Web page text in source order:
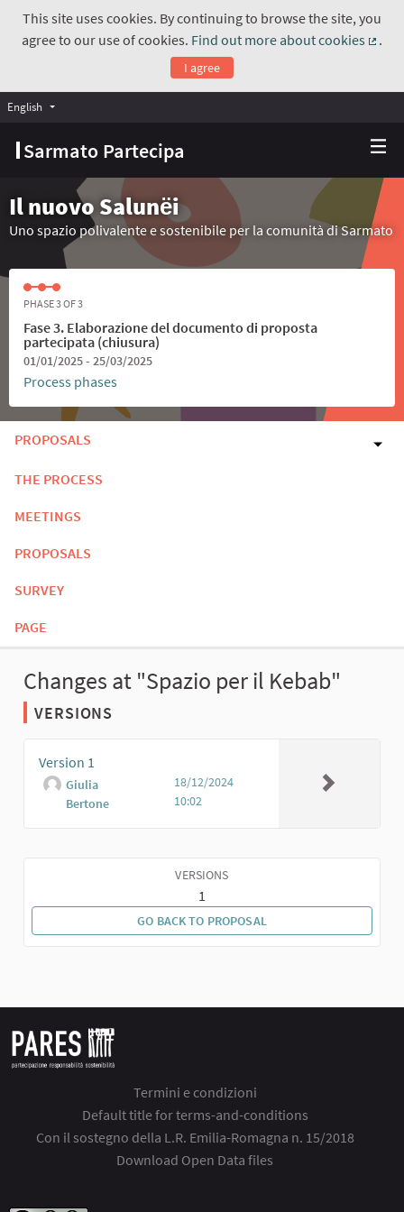
This site uses cookies. By continuing to browse the site, you
agree to our use of cookies. Find out more about cookies
.
I agree
Sarmato Partecipa
English Choose language
Il nuovo Salunёi
Uno spazio polivalente e sostenibile per la comunità di Sarmato
PHASE 3 OF 3
Fase 3. Elaborazione del documento di proposta
partecipata (chiusura)
01/01/2025 - 25/03/2025
Process phases
PROPOSALS
THE PROCESS
MEETINGS
PROPOSALS
SURVEY
PAGE
Changes at "Spazio per il Kebab"
VERSIONS
Version 1
Giulia
Bertone
18/12/2024
10:02
VERSIONS
1
GO BACK TO PROPOSAL
Termini e condizioni
Default title for terms-and-conditions
Con il sostegno della L.R. Emilia-Romagna n. 15/2018
Download Open Data files